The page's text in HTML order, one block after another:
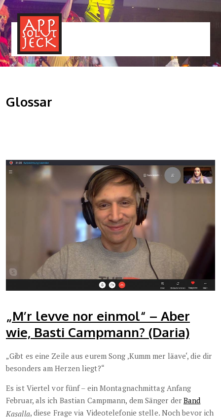
Glossar
„M’r levve nor einmol“ – Aber
wie, Basti Campmann? (Daria)
„Gibt es eine Zeile aus eurem Song ‚Kumm mer läave‘, die dir
besonders am Herzen liegt?“
Es ist Viertel vor fünf – ein Montagnachmittag Anfang
Februar, als ich Bastian Campmann, dem Sänger derBand
Kasalla, diese Frage via Videotelefonie stelle. Noch bevor ich